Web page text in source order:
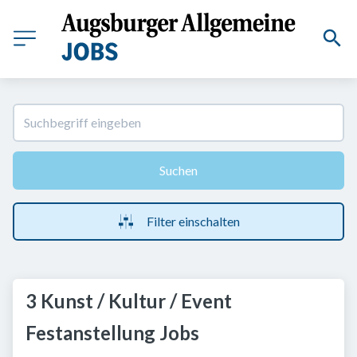
Suchen
Filter einschalten
3 Kunst / Kultur / Event
Festanstellung Jobs